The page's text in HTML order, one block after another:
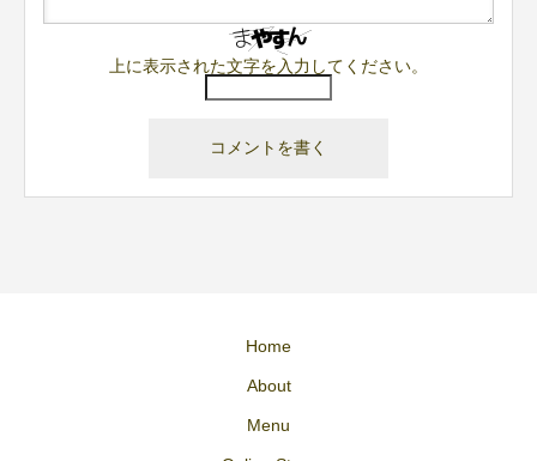
上に表示された文字を入力してください。
Home
About
Menu